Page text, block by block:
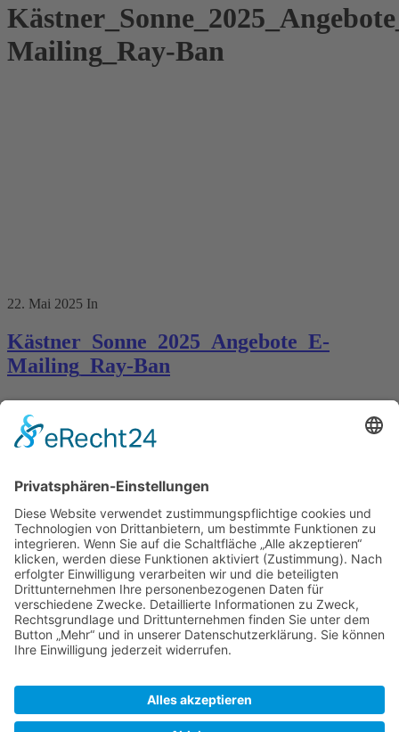
Mailing_Ray-Ban
22. Mai 2025 In
Kästner_Sonne_2025_Angebote_E-
Mailing_Ray-Ban
Kontakt
Königstraße 28
70173 Stuttgart
T: 0711 29 39 20
kontakt@kaestner-stuttgart.de
Unsere Öffnungszeiten
Montag bis Samstag:
10:00 Uhr – 19:00 Uhr
Pflichtangaben
Impressum
Datenschutzerklärung
Kontakt